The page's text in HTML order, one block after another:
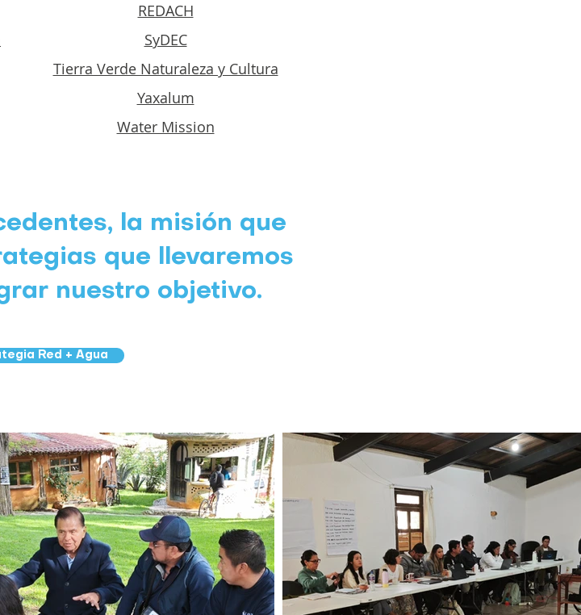
REDACH
SyDEC
Tierra Verde Naturaleza y Cultura
Yaxalum
Water Mission
la misión que
que llevaremos
nuestro objetivo.
Red + Agua